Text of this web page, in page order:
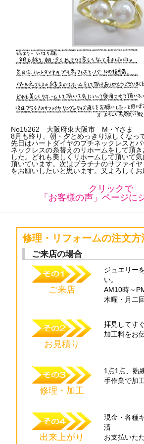
No15262 大阪府東大阪市 M・Yさま
8月も終り、朝・夕とめっきり涼しくなっ
先日はハートダイヤのプチネックレスと
ネックレスの糸替えのリホームをして頂
した。どれも美しくリホームして頂いて
頂いています。次はプラチナのサファイ
をお願いしたいと思います。又よろしくお
クリックで
「お客様の声」ページに
修理・リフォームの注文方
ご来店の場合
ご来店
ジュエリー
い。
AM10時～
木曜・月二
お見積り
拝見してす
加工料をお
修理・加工
1点1点、熟
手作業で加
出来上がり
現金・各種
済
お支払いた